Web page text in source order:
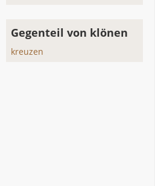
Gegenteil von klönen
kreuzen